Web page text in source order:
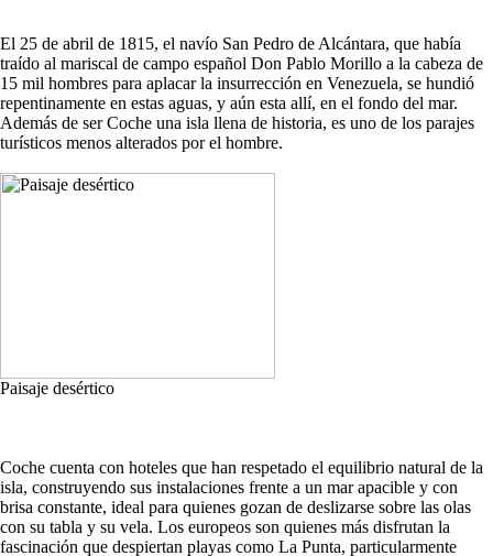
El 25 de abril de 1815, el navío San Pedro de Alcántara, que había
traído al mariscal de campo español Don Pablo Morillo a la cabeza de
15 mil hombres para aplacar la insurrección en Venezuela, se hundió
repentinamente en estas aguas, y aún esta allí, en el fondo del mar.
Además de ser Coche una isla llena de historia, es uno de los parajes
turísticos menos alterados por el hombre.
Paisaje desértico
Coche cuenta con hoteles que han respetado el equilibrio natural de la
isla, construyendo sus instalaciones frente a un mar apacible y con
brisa constante, ideal para quienes gozan de deslizarse sobre las olas
con su tabla y su vela. Los europeos son quienes más disfrutan la
fascinación que despiertan playas como La Punta, particularmente